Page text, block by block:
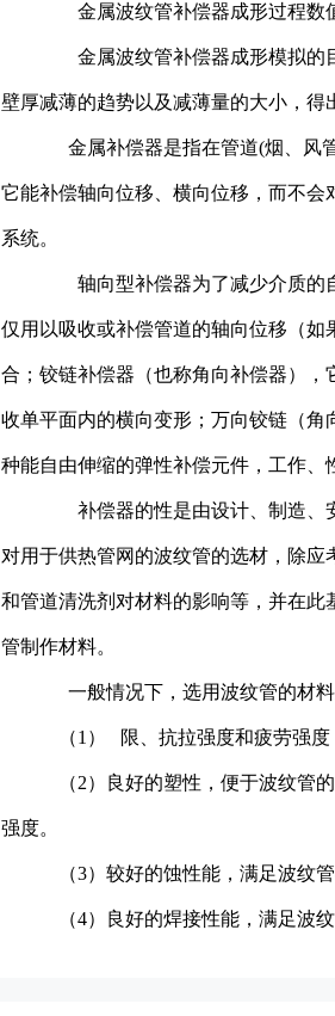
金属波纹管补偿器成形过程数
金属波纹管补偿器成形模拟的目
壁厚减薄的趋势以及减薄量的大小，得
金属补偿器是指在管道(烟、风
它能补偿轴向位移、横向位移，而不
系统。
轴向型补偿器为了减少介质的自
仅用以吸收或补偿管道的轴向位移（
合；铰链补偿器（也称角向补偿器）
收单平面内的横向变形；万向铰链（
种能自由伸缩的弹性补偿元件，工作、
补偿器的性是由设计、制造、安
对用于供热管网的波纹管的选材，除
和管道清洗剂对材料的影响等，并在
管制作材料。
一般情况下，选用波纹管的材料
（1） 限、抗拉强度和疲劳强度
（2）良好的塑性，便于波纹管
强度。
（3）较好的蚀性能，满足波纹管
（4）良好的焊接性能，满足波